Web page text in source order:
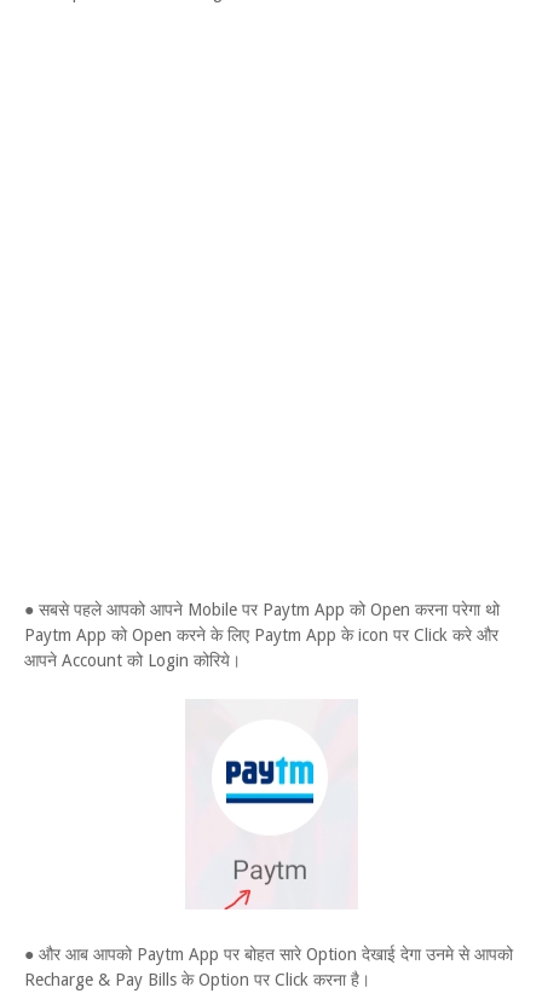
● सबसे पहले आपको आपने Mobile पर Paytm App को Open करना परेगा थो
Paytm App को Open करने के लिए Paytm App के icon पर Click करे और
आपने Account को Login कोरिये।
● और आब आपको Paytm App पर बोहत सारे Option देखाई देगा उनमे से आपको
Recharge & Pay Bills के Option पर Click करना है।